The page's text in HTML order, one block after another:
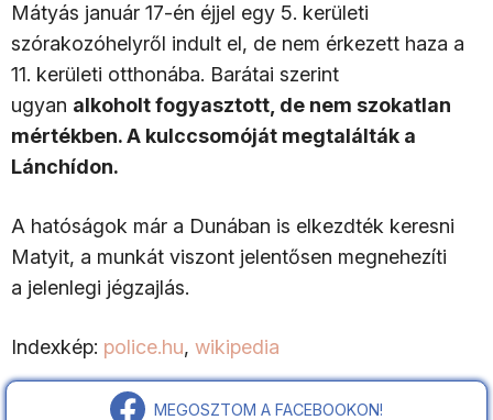
Mátyás január 17-én éjjel egy 5. kerületi
szórakozóhelyről indult el, de nem érkezett haza a
11. kerületi otthonába. Barátai szerint
ugyan alkoholt fogyasztott, de nem szokatlan
mértékben. A kulccsomóját megtalálták a
Lánchídon.
A hatóságok már a Dunában is elkezdték keresni
Matyit, a munkát viszont jelentősen megnehezíti
a jelenlegi jégzajlás.
Indexkép: police.hu, wikipedia
MEGOSZTOM A FACEBOOKON!